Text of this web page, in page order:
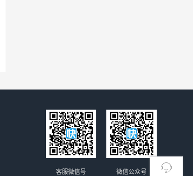
微信公众号
客服微信号